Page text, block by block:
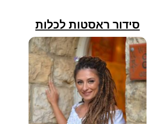
סידור ראסטות לכלות